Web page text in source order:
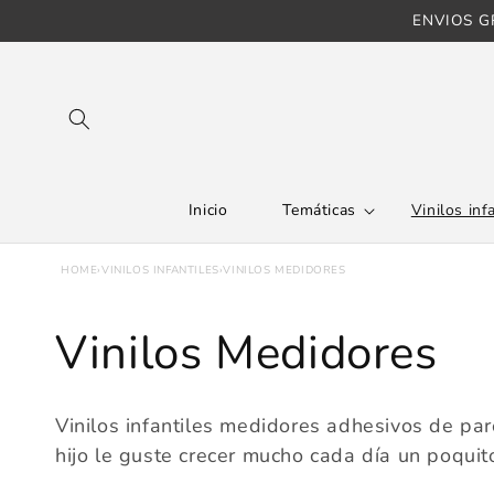
ENVIOS
Inicio Temáticas Vinilos
HOME›VINILOS INFANTILES›VINILOS MEDIDORES
C
o
l
Vinilos Medidores
Vinilos infantiles medidores adhesivos de
hijo le guste crecer mucho cada día un